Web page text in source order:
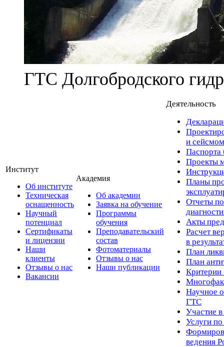
ГТС Долгобродского
Институт
Об институте
Техническая
оснащенность
Научный
потенциал
Сертификаты
и лицензии
Наши
клиенты
Отзывы о нас
Вакансии
Академия
Об академии
Заявка на обучение
Программы
обучения
Преподавательский
состав
Фотоматериалы
Отзывы о нас
Наши публикации
Деятельность
и
Паспорта
Проекты
Планы
Отчеты по
Акты
Расчет
в
План
План
Критерии
Научное
ГТС
Участие
Услуги
ведения